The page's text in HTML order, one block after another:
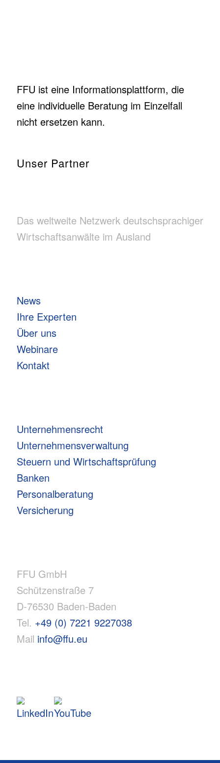
FFU ist eine Informationsplattform, die
eine individuelle Beratung im Einzelfall
nicht ersetzen kann.
Unser Partner
Das weltweite Netzwerk deutschsprachiger
Wirtschaftsanwälte im Ausland
News
Ihre Experten
Über uns
Webinare
Kontakt
Unternehmensrecht
Unternehmensverwaltung
Steuern und Wirtschaftsprüfung
Banken
Personalberatung
Versicherung
FFU GmbH
Schützenstraße 7
D-76530 Baden-Baden
Tel. +49 (0) 7221 9227038
Mail info@ffu.eu